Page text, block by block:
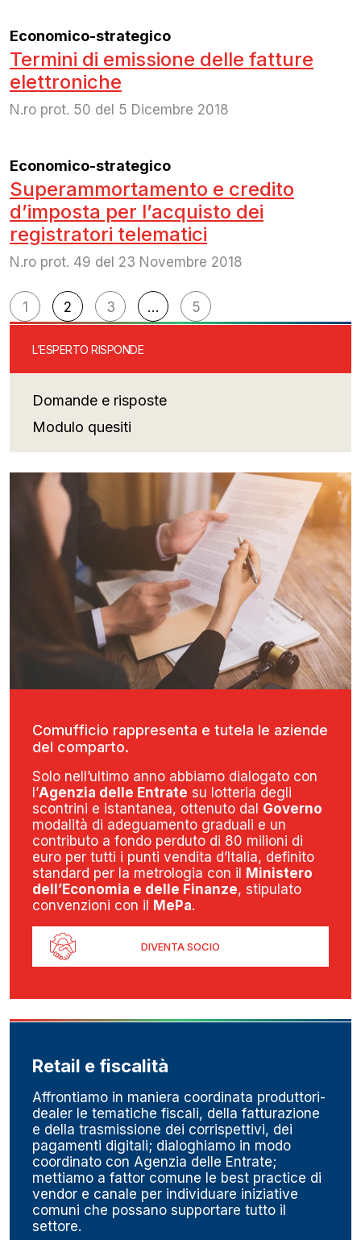
Economico-strategico
Termini di emissione delle fatture
elettroniche
N.ro prot. 50 del 5 Dicembre 2018
Economico-strategico
Superammortamento e credito
d’imposta per l’acquisto dei
registratori telematici
N.ro prot. 49 del 23 Novembre 2018
Navigazione
articoli
1 2 3 … 5
L’ESPERTO RISPONDE
Domande e risposte
Modulo quesiti
Comufficio rappresenta e tutela le aziende
del comparto.
Solo nell’ultimo anno abbiamo dialogato con
l’Agenzia delle Entrate su lotteria degli
scontrini e istantanea, ottenuto dal Governo
modalità di adeguamento graduali e un
contributo a fondo perduto di 80 milioni di
euro per tutti i punti vendita d’Italia, definito
standard per la metrologia con il
Ministero
dell’Economia e delle Finanze, stipulato
convenzioni con il
MePa.
DIVENTA SOCIO
Retail e fiscalità
Affrontiamo in maniera coordinata produttori-
dealer le tematiche fiscali, della fatturazione
e della trasmissione dei corrispettivi, dei
pagamenti digitali; dialoghiamo in modo
coordinato con Agenzia delle Entrate;
mettiamo a fattor comune le best practice di
vendor e canale per individuare iniziative
comuni che possano supportare tutto il
settore.